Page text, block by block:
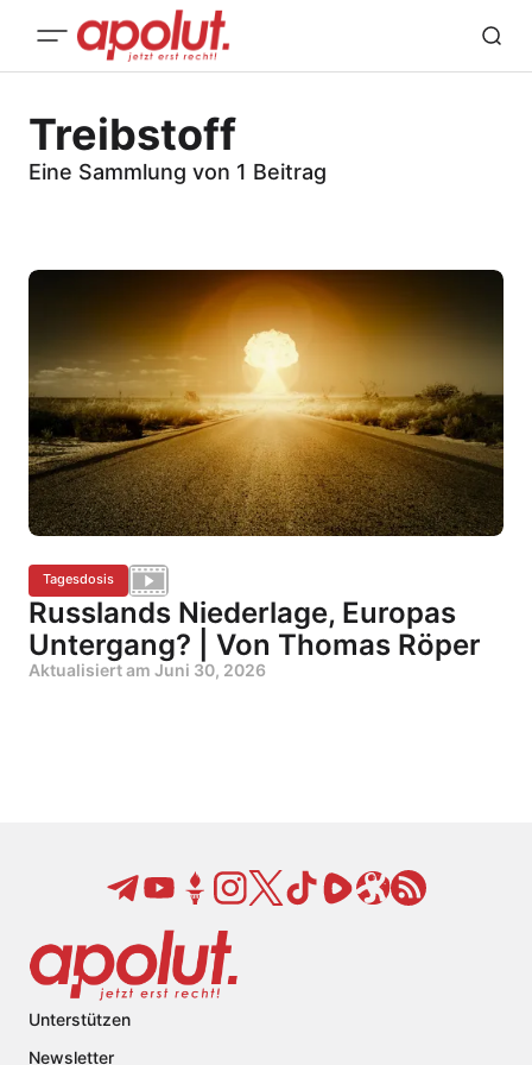
Treibstoff
Eine Sammlung von 1 Beitrag
Tagesdosis
Russlands Niederlage, Europas
Untergang? | Von Thomas Röper
Aktualisiert am Juni 30, 2026
Unterstützen
Newsletter